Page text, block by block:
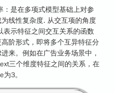
：是在多项式模型基础上对参
线性复杂度. 从交互项的角度
表示特征之间交互关系的函数
阶形式，即将多个互异特征分
来。例如在广告业务场景中，
三个维度特征之间的关系，在
3。